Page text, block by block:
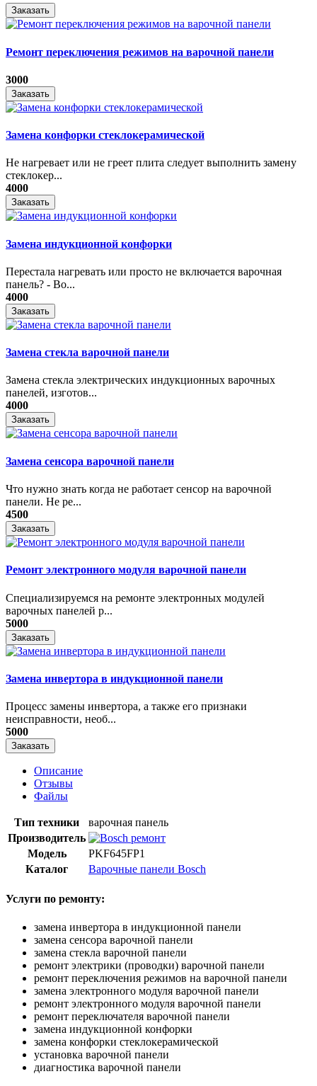
Заказать
Ремонт переключения режимов на варочной панели
3000
Заказать
Замена конфорки стеклокерамической
Не нагревает или не греет плита следует выполнить замену
стеклокер...
4000
Заказать
Замена индукционной конфорки
Перестала нагревать или просто не включается варочная
панель? - Во...
4000
Заказать
Замена стекла варочной панели
Замена стекла электрических индукционных варочных
панелей, изготов...
4000
Заказать
Замена сенсора варочной панели
Что нужно знать когда не работает сенсор на варочной
панели. Не ре...
4500
Заказать
Ремонт электронного модуля варочной панели
Специализируемся на ремонте электронных модулей
варочных панелей р...
5000
Заказать
Замена инвертора в индукционной панели
Процесс замены инвертора, а также его признаки
неисправности, необ...
5000
Заказать
Описание
Отзывы
Файлы
Тип техники
варочная панель
Производитель
Модель
PKF645FP1
Каталог
Варочные панели Bosch
Услуги по ремонту:
замена инвертора в индукционной панели
замена сенсора варочной панели
замена стекла варочной панели
ремонт электрики (проводки) варочной панели
ремонт переключения режимов на варочной панели
замена электронного модуля варочной панели
ремонт электронного модуля варочной панели
ремонт переключателя варочной панели
замена индукционной конфорки
замена конфорки стеклокерамической
установка варочной панели
диагностика варочной панели